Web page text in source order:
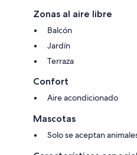
Zonas al aire libre
Balcón
Jardín
Terraza
Confort
Aire acondicionado
Mascotas
Solo se aceptan